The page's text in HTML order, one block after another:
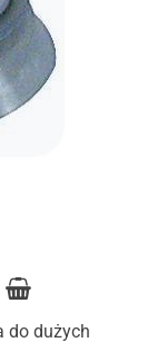
do dużych